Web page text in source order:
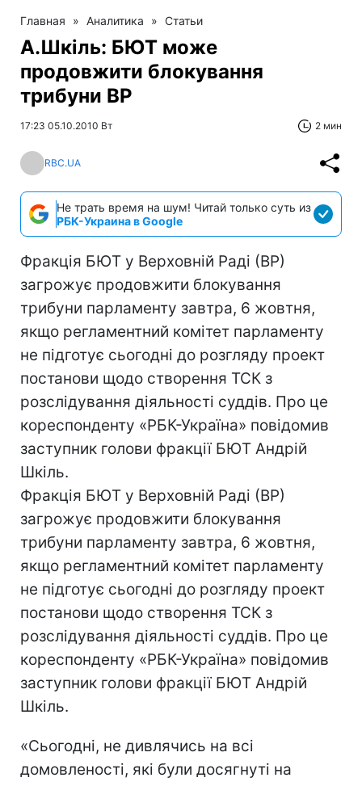
Главная » Аналитика » Статьи
А.Шкіль: БЮТ може
продовжити блокування
трибуни ВР
17:23 05.10.2010 Вт 2 мин
RBC.UA
Не трать время на шум! Читай только суть из
РБК-Украина в Google
Фракція БЮТ у Верховній Раді (ВР)
загрожує продовжити блокування
трибуни парламенту завтра, 6 жовтня,
якщо регламентний комітет парламенту
не підготує сьогодні до розгляду проект
постанови щодо створення ТСК з
розслідування діяльності суддів. Про це
кореспонденту «РБК-Україна» повідомив
заступник голови фракції БЮТ Андрій
Шкіль.
Фракція БЮТ у Верховній Раді (ВР)
загрожує продовжити блокування
трибуни парламенту завтра, 6 жовтня,
якщо регламентний комітет парламенту
не підготує сьогодні до розгляду проект
постанови щодо створення ТСК з
розслідування діяльності суддів. Про це
кореспонденту «РБК-Україна» повідомив
заступник голови фракції БЮТ Андрій
Шкіль.
«Сьогодні, не дивлячись на всі
домовленості, які були досягнуті на